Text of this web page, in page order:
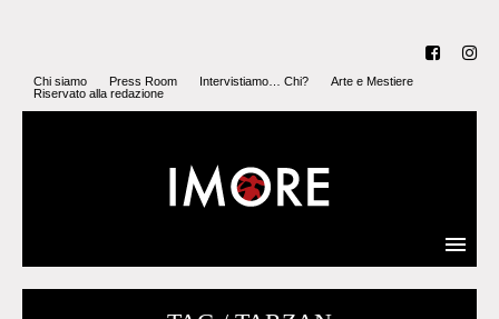
Chi siamo Press Room Intervistiamo… Chi?
Arte e Mestiere
Riservato alla redazione